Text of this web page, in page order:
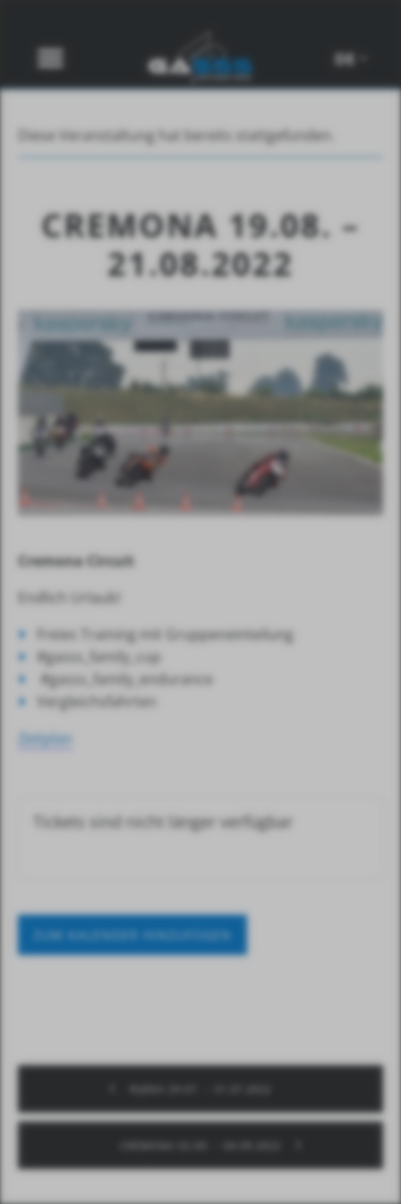
DE
Diese Veranstaltung hat bereits stattgefunden.
CREMONA 19.08. –
21.08.2022
Cremona Circuit
Endlich Urlaub!
Freies Training mit Gruppeneinteilung
#gasss_family_cup
#gasss_family_endurance
Vergleichsfahrten
Zeitplan
Tickets sind nicht länger verfügbar
ZUM KALENDER HINZUFÜGEN